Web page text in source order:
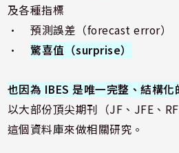
及各種指標
• 預測誤差（forecast error）
•
驚喜值（surprise）
也因為 IBES 是唯一完整、結構
以大部份頂尖期刊（JF、JFE、
這個資料庫來做相關研究。